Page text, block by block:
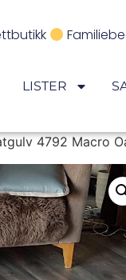
LISTER
4792 Macro